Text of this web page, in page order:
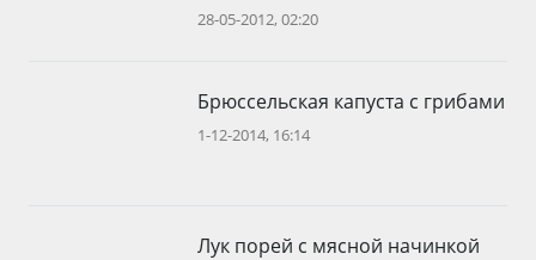
28-05-2012, 02:20
Брюссельская капуста с грибами
1-12-2014, 16:14
Лук порей с мясной начинкой